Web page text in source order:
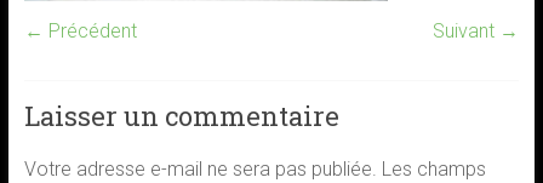
← Précédent Suivant →
Laisser un commentaire
Votre adresse e-mail ne sera pas publiée. Les champs